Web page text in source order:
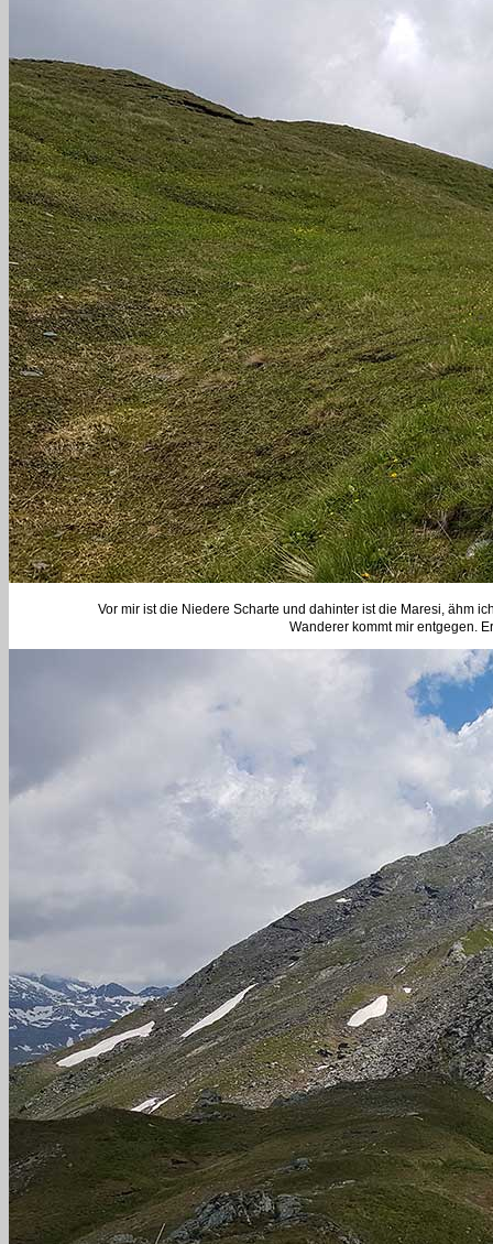
Vor mir ist die Niedere Scharte und dahinter ist die Maresi, ähm
Wanderer kommt mir entgegen.